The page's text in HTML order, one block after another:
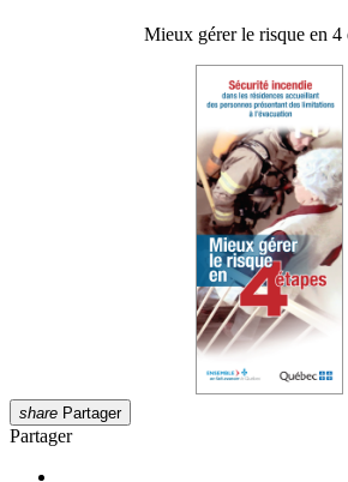
Mieux gérer le risque en 4
share Partager
Partager